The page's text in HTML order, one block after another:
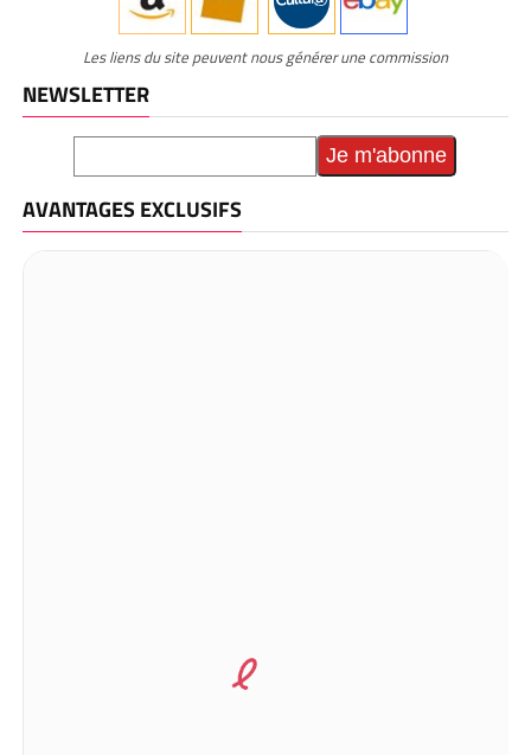
Les liens du site peuvent nous générer une commission
NEWSLETTER
AVANTAGES EXCLUSIFS